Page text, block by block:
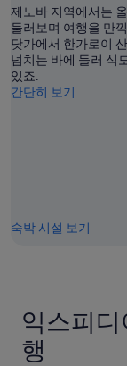
제노바 지역에서는
둘러보며 여행을 만
닷가에서 한가로이
넘치는 바에 들러 식
있죠.
간단히 보기
숙박 시설 보기
익스피
행